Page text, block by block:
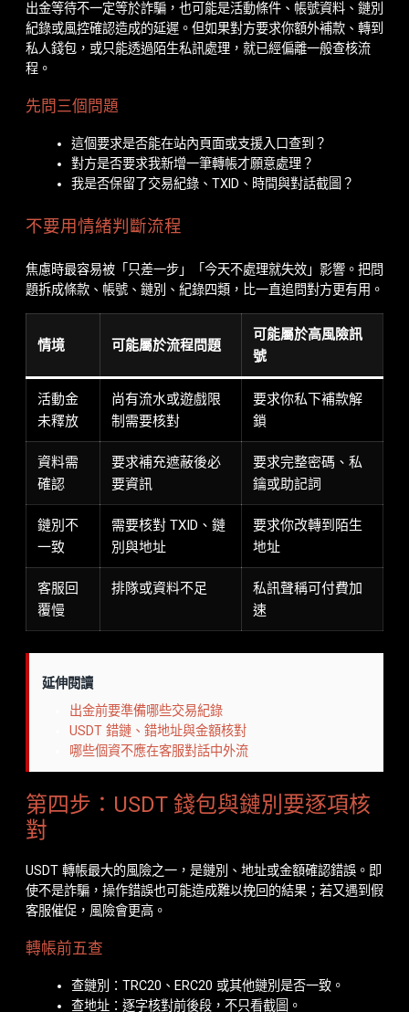
出金等待不一定等於詐騙，也可能是活動條件、帳號資料、鏈別
紀錄或風控確認造成的延遲。但如果對方要求你額外補款、轉到
私人錢包，或只能透過陌生私訊處理，就已經偏離一般查核流
程。
先問三個問題
這個要求是否能在站內頁面或支援入口查到？
對方是否要求我新增一筆轉帳才願意處理？
我是否保留了交易紀錄、TXID、時間與對話截圖？
不要用情緒判斷流程
焦慮時最容易被「只差一步」「今天不處理就失效」影響。把問
題拆成條款、帳號、鏈別、紀錄四類，比一直追問對方更有用。
情境 可能屬於流程問題
可能屬於高風險訊
號
活動金
未釋放
尚有流水或遊戲限
制需要核對
要求你私下補款解
鎖
資料需
確認
要求補充遮蔽後必
要資訊
要求完整密碼、私
鑰或助記詞
鏈別不
一致
需要核對 TXID、鏈
別與地址
要求你改轉到陌生
地址
客服回
覆慢
排隊或資料不足
私訊聲稱可付費加
速
延伸閱讀
出金前要準備哪些交易紀錄
USDT 錯鏈、錯地址與金額核對
哪些個資不應在客服對話中外流
第四步：USDT 錢包與鏈別要逐項核
對
USDT 轉帳最大的風險之一，是鏈別、地址或金額確認錯誤。即
使不是詐騙，操作錯誤也可能造成難以挽回的結果；若又遇到假
客服催促，風險會更高。
轉帳前五查
查鏈別：TRC20、ERC20 或其他鏈別是否一致。
查地址：逐字核對前後段，不只看截圖。